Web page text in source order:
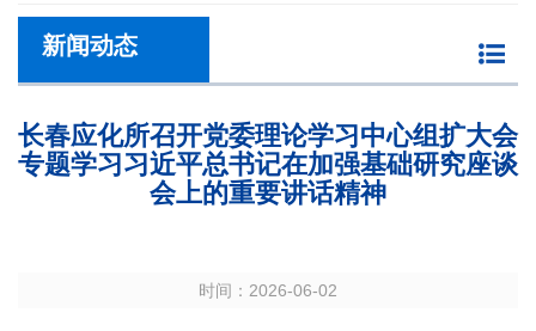
新闻动态
长春应化所召开党委理论学习中心组扩大会
专题学习习近平总书记在加强基础研究座谈
会上的重要讲话精神
时间：2026-06-02